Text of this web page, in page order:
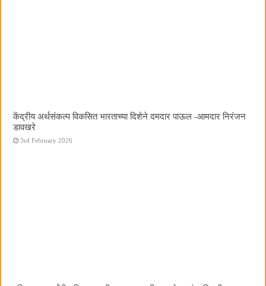
केंद्रीय अर्थसंकल्प विकसित भारताच्या दिशेने दमदार पाऊल -आमदार निरंजन
डावखरे
3rd February 2026